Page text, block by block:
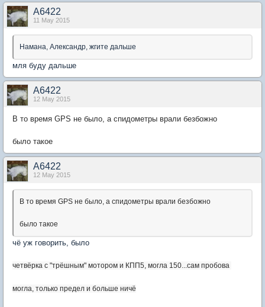
А6422
11 May 2015
Намана, Александр, жгите дальше
мля буду дальше
А6422
12 May 2015
В то время GPS не было, а спидометры врали безбожно
было такое
А6422
12 May 2015
В то время GPS не было, а спидометры врали безбожно
было такое
чё уж говорить, было
четвёрка с "трёшным" мотором и КПП5, могла 150...сам пробова
могла, только предел и больше ничё